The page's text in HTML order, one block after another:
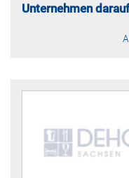
Unternehmen